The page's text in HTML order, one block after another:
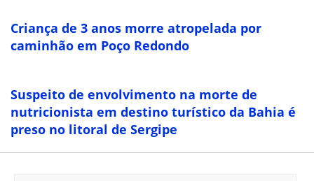
Criança de 3 anos morre atropelada por
caminhão em Poço Redondo
Suspeito de envolvimento na morte de
nutricionista em destino turístico da Bahia é
preso no litoral de Sergipe